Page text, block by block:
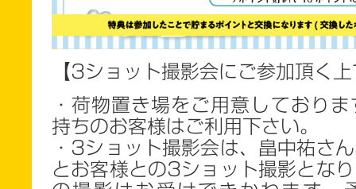
【3ショット撮影会にご参加頂く
・荷物置き場をご用意しており
持ちのお客様はご利用下さい。
・3ショット撮影会は、畠中祐さ
とお客様との3ショット撮影とな